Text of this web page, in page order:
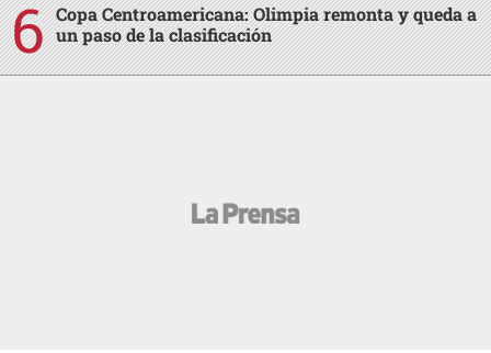
Copa Centroamericana: Olimpia remonta y queda a
un paso de la clasificación